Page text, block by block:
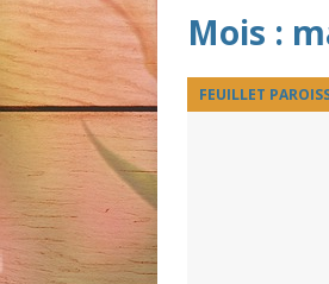
Mois :
FEUILLET